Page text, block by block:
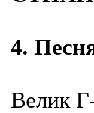
4.
Велик